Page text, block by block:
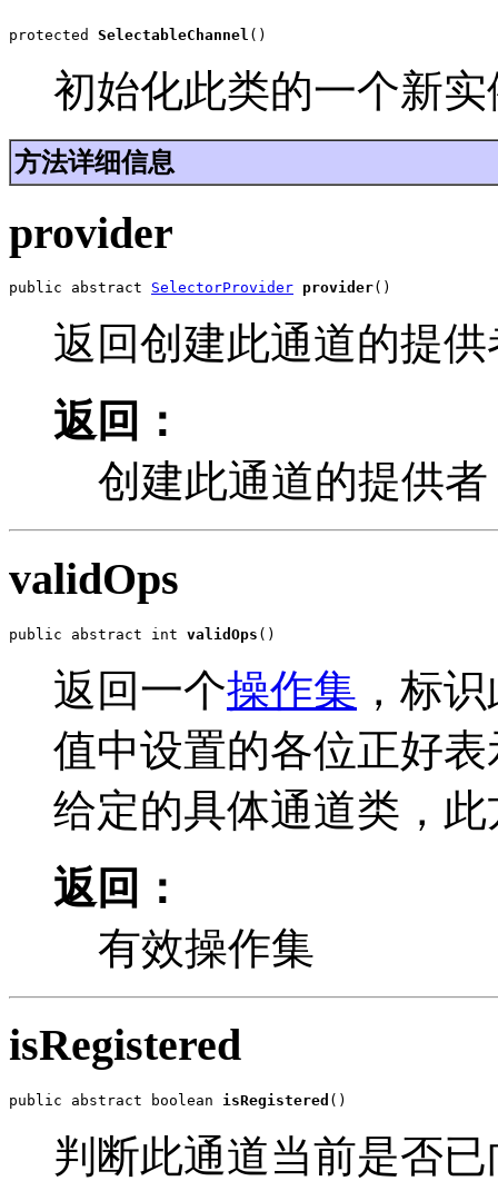
protected SelectableChannel ()
初始化此类的一个新实
方法详细信息
provider
public abstract SelectorProvider provider()
返回创建此通道的提供
返回：
创建此通道的提供者
validOps
public abstract int validOps ()
返回一个操作集 ，标
值中设置的各位正好
给定的具体通道类，
返回：
有效操作集
isRegistered
public abstract boolean isRegistered ()
判断此通道当前是否